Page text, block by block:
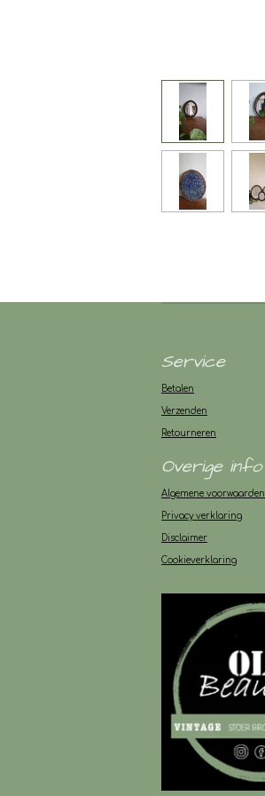
Service
Betalen
Verzenden
Retourneren
Overige info
Algemene voorwaarden
Privacy verklaring
Disclaimer
Cookieverklaring